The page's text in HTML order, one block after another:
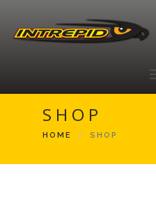
HOME
ABOUT
SHOP
HOME SHOP